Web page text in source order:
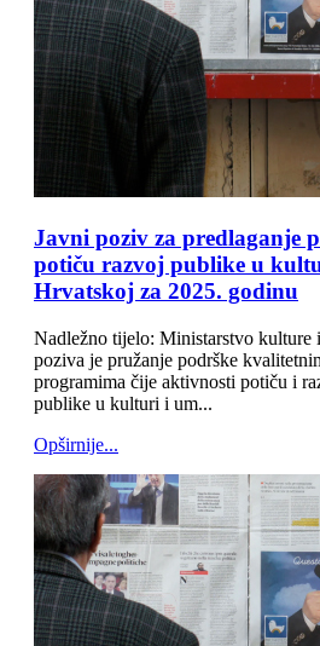
Javni poziv za predlaganje
potiču razvoj publike u
Hrvatskoj za 2025. godinu
Nadležno tijelo: Ministarstvo kulture
poziva je pružanje podrške
programima čije aktivnosti potiču i
publike u kulturi i um...
Opširnije...